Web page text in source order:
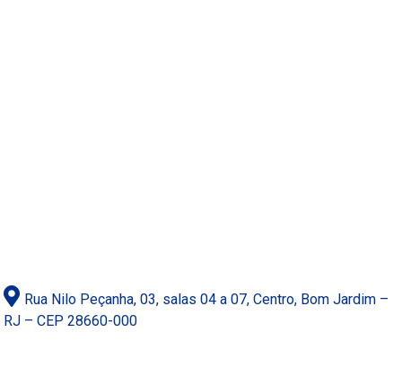
Rua Nilo Peçanha, 03, salas 04 a 07, Centro, Bom Jardim –
RJ – CEP 28660-000